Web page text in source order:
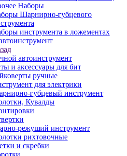
Наборы
Шарнирно-губцевого
инструмента в ложементах
автоинструмент
и аксессуары для бит
ручные
для электрики
губцевый инструмент
Кувалды
режуший инструмент
рихтовочные
и скребки